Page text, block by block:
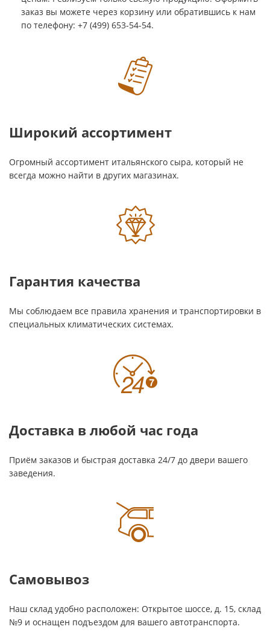
заказ вы можете через корзину или обратившись к нам
по телефону: +7 (499) 653-54-54.
Широкий ассортимент
Огромный ассортимент итальянского сыра, который не
всегда можно найти в других магазинах.
Гарантия качества
Мы соблюдаем все правила хранения и транспортировки в
специальных климатических системах.
Доставка в любой час года
Приём заказов и быстрая доставка 24/7 до двери вашего
заведения.
Самовывоз
Наш склад удобно расположен: Открытое шоссе, д. 15, склад
№9 и оснащен подъездом для вашего автотранспорта.